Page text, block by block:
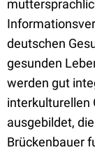
deutschen
gesunden
werden gut
interkulturellen
ausgebildet,
Brückenbauer